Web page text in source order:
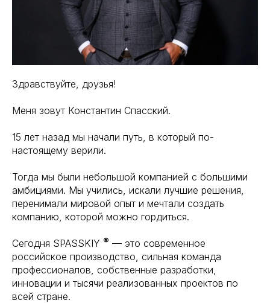
Здравствуйте, друзья!
Меня зовут Константин Спасский.
15 лет назад мы начали путь, в который по-
настоящему верили.
Тогда мы были небольшой компанией с большими
амбициями. Мы учились, искали лучшие решения,
перенимали мировой опыт и мечтали создать
компанию, которой можно гордиться.
Сегодня SPASSKIY ® — это современное
российское производство, сильная команда
профессионалов, собственные разработки,
инновации и тысячи реализованных проектов по
всей стране.